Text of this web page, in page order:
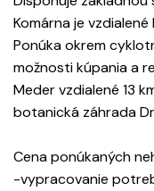
Komárna je
Ponúka okrem
možnosti kúpania a
Meder vzdialené 13
botanická záhrada
Cena ponúkaných
-vypracovanie